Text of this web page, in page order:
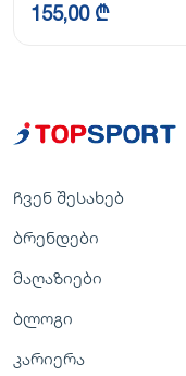
155,00 ₾
ჩვენ შესახებ
ბრენდები
მაღაზიები
ბლოგი
კარიერა